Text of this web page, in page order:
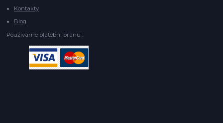
Kontakty
Blog
Používáme platební bránu :